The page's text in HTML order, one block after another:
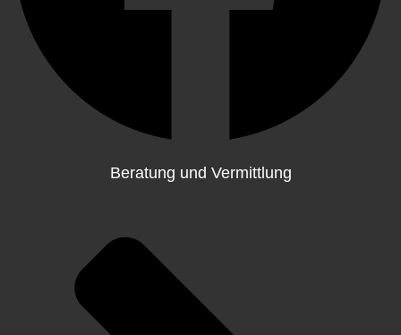
Beratung und Vermittlung